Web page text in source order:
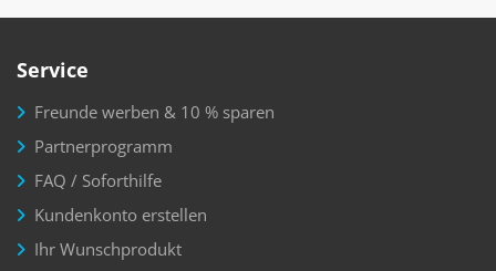
Service
Freunde werben & 10 % sparen
Partnerprogramm
FAQ / Soforthilfe
Kundenkonto erstellen
Ihr Wunschprodukt